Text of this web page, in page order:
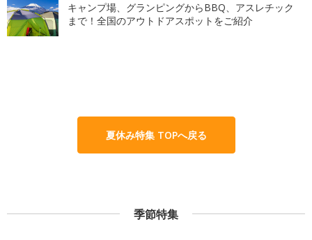
キャンプ場、グランピングからBBQ、アスレチック
まで！全国のアウトドアスポットをご紹介
夏休み特集 TOPへ戻る
季節特集